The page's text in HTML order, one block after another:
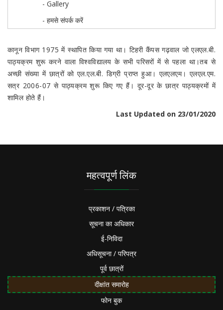
- Gallery
- हमसे संपर्क करें
कानून विभाग 1975 में स्थापित किया गया था। टिहरी कैंपस गढ़वाल जो एलएल.बी.
पाठ्यक्रम शुरू करने वाला विश्वविद्यालय के सभी परिसरों में से पहला था।तब से
अच्छी संख्या में छात्रों को एल.एल.बी. डिग्री प्राप्त हुआ। एलएलएम। एलएल.एम.
सत्र 2006-07 से पाठ्यक्रम शुरू किए गए हैं। दूर-दूर के छात्र पाठ्यक्रमों में
शामिल होते हैं।
Last Updated on 23/01/2020
महत्वपूर्ण लिंक
प्रकाशन / पत्रिका
सूचना का अधिकार
ई-निविदा
अधिसूचना / परिपत्र
पूर्व छात्रों
दीक्षांत समारोह
फोन बुक